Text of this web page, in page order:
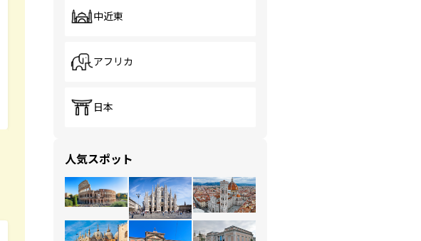
中近東
アフリカ
日本
人気スポット